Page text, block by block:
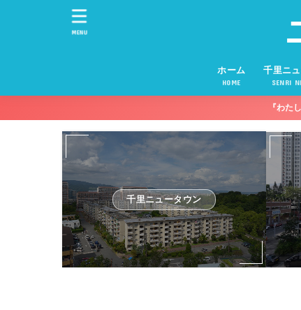
ホーム
HOME
千里ニ
SENRI
MENU
『わた
千里ニュータウン